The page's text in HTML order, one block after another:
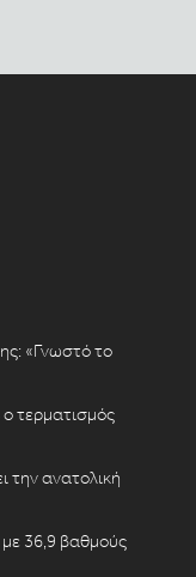
«Γνωστό το
τερματισμός
την ανατολική
36,9 βαθμούς